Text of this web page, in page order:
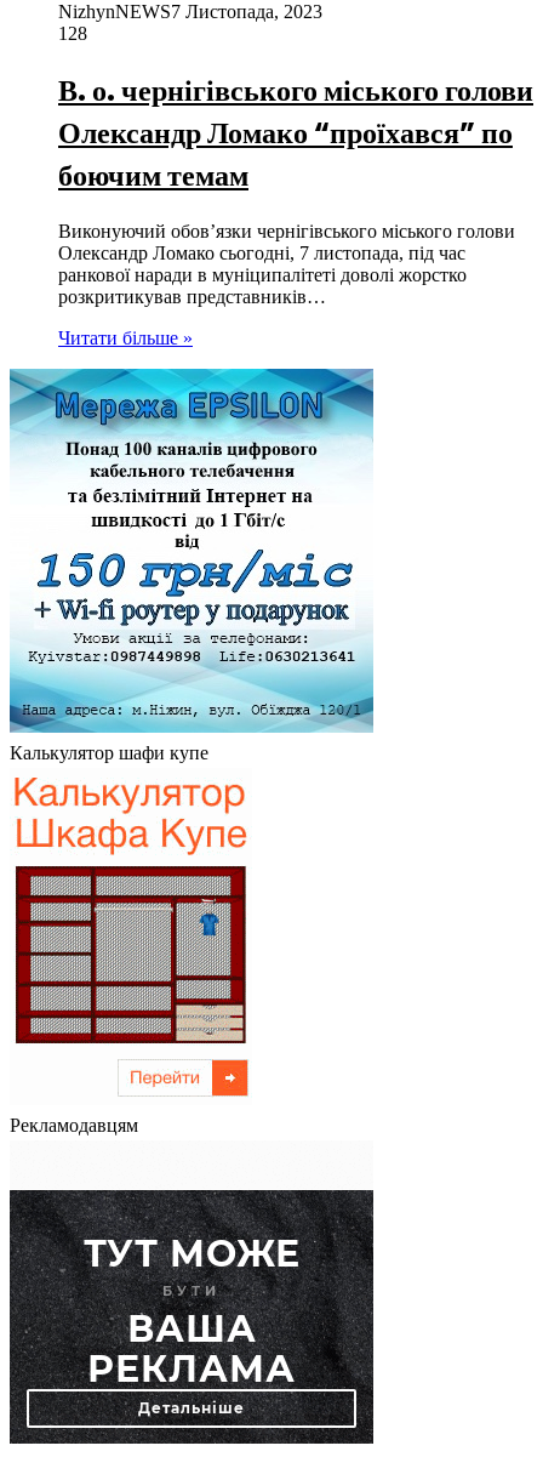
NizhynNEWS7 Листопада, 2023
128
В. о. чернігівського міського голови
Олександр Ломако “проїхався” по
боючим темам
Виконуючий обов’язки чернігівського міського голови
Олександр Ломако сьогодні, 7 листопада, під час
ранкової наради в муніципалітеті доволі жорстко
розкритикував представників…
Читати більше »
Калькулятор шафи купе
Рекламодавцям